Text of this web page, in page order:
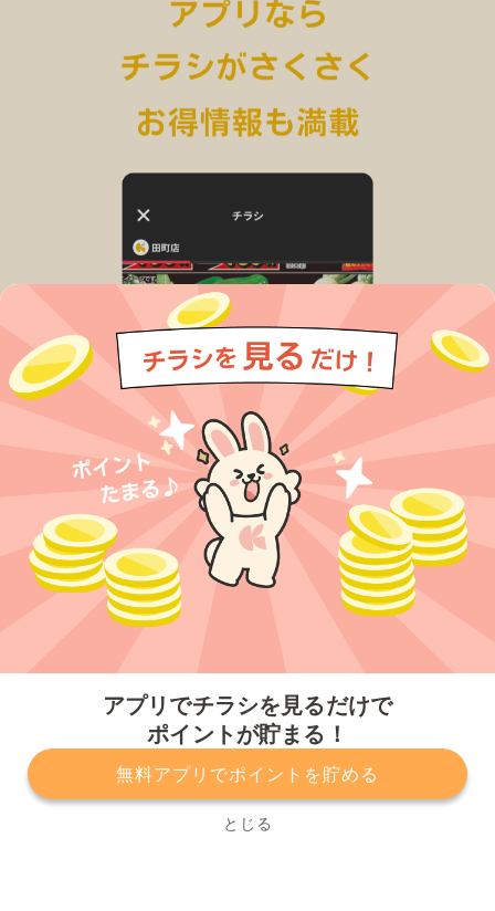
アプリでチラシを見るだけで
ポイントが貯まる！
無料アプリでポイントを貯める
とじる
プライバシーポリシー 利用規約
運営会社
サービスに関してのお問い合わせ